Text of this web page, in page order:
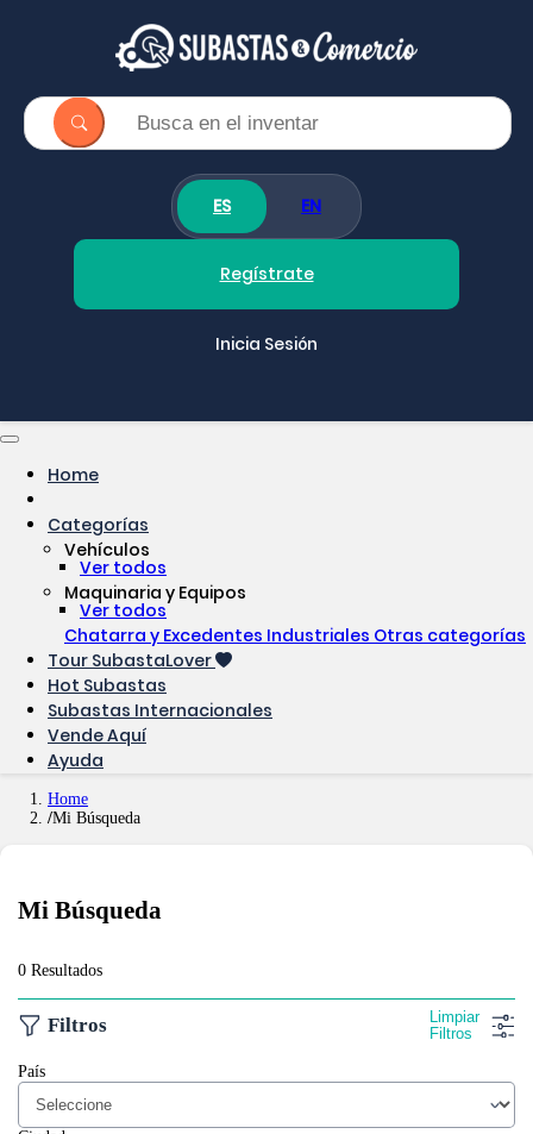
ES EN
Regístrate
Inicia Sesión
Home
Categorías
Vehículos
Ver todos
Maquinaria y Equipos
Ver todos
Chatarra y Excedentes Industriales Otras categorías
Tour SubastaLover
Hot Subastas
Subastas Internacionales
Vende Aquí
Ayuda
Home
Mi Búsqueda
Mi Búsqueda
0 Resultados
Filtros
Limpiar
Filtros
País